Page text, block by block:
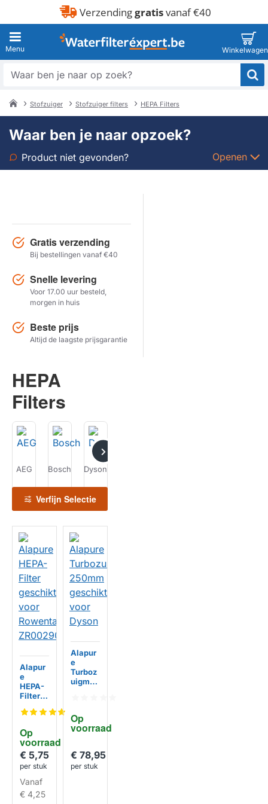
Verzendinggratisvanaf €40
Waar
zoek?
Stofzuiger Stofzuiger filters HEPA Filters
Waar ben je naar opzoek?
Product niet gevonden? Openen
Model
Herstel zoekopdracht
Gratis verzending
Bij bestellingen vanaf €40
Snelle levering
Voor 17.00 uur besteld,
morgen in huis
Beste prijs
Altijd de laagste prijsgarantie
HEPA
Filters
AEG Bosch Dyson
Verfijn Selectie
HUISMERK
Op
voorraad
Alapur
e
HEPA-
Filter
kt voor
a
ZR002
901
€ 5,75
per stuk
Vanaf
€ 4,25
HUISMERK
Op
voorraad
Alapur
e
Turboz
uigmon
kt voor
Dyson
€ 78,95
per stuk